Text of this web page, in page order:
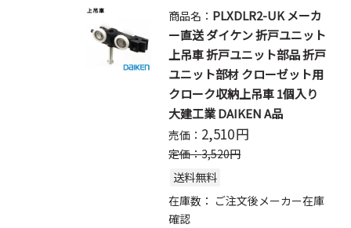
商品名： PLXDLR2-UK メーカ
ー直送 ダイケン 折戸ユニット
上吊車 折戸ユニット部品 折戸
ユニット部材 クローゼット用
クローク収納上吊車 1個入り
大建工業 DAIKEN A品
売価： 2,510円
定価：3,520円
送料無料
在庫数： ご注文後メーカー在庫
確認